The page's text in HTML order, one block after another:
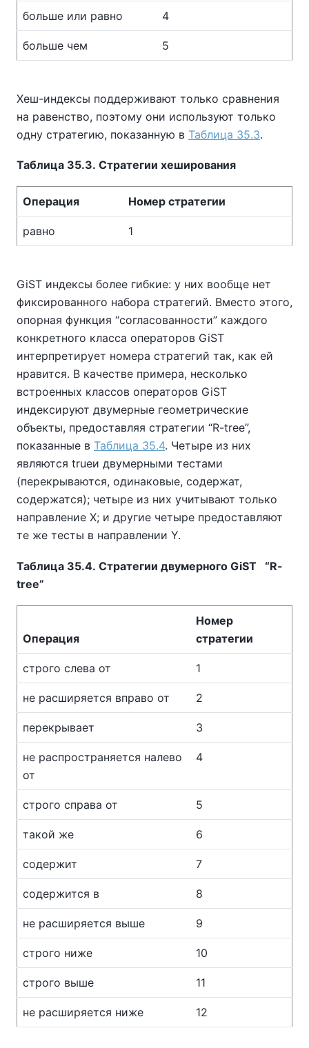
больше или равно 4
больше чем 5
Хеш-индексы поддерживают только сравнения
на равенство, поэтому они используют только
одну стратегию, показанную в Таблица 35.3.
Таблица 35.3. Стратегии хеширования
Операция Номер стратегии
равно 1
GiST индексы более гибкие: у них вообще нет
фиксированного набора стратегий. Вместо этого,
опорная функция “согласованности” каждого
конкретного класса операторов GiST
интерпретирует номера стратегий так, как ей
нравится. В качестве примера, несколько
встроенных классов операторов GiST
индексируют двумерные геометрические
объекты, предоставляя стратегии “R-tree”,
показанные в Таблица 35.4. Четыре из них
являются trueи двумерными тестами
(перекрываются, одинаковые, содержат,
содержатся); четыре из них учитывают только
направление X; и другие четыре предоставляют
те же тесты в направлении Y.
Таблица 35.4. Стратегии двумерного GiST “R-
tree”
Операция
Номер
стратегии
строго слева от 1
не расширяется вправо от 2
перекрывает 3
не распространяется налево
от
4
строго справа от 5
такой же 6
содержит 7
содержится в 8
не расширяется выше 9
строго ниже 10
строго выше 11
не расширяется ниже 12